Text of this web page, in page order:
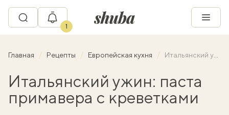
1
Главная Рецепты Европейская кухня Итальянский ужин: паста примавера с креветками
Итальянский ужин: паста
примавера с креветками